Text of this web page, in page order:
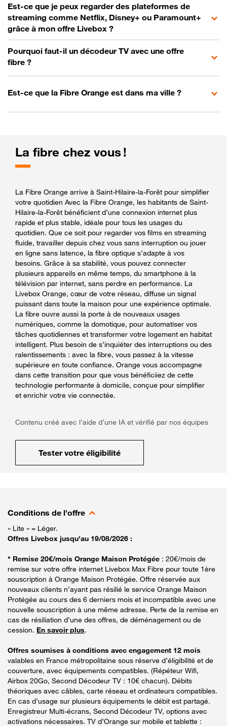
Est-ce que je peux regarder des plateformes de
streaming comme Netflix, Disney+ ou Paramount+
grâce à mon offre Livebox ?
Pourquoi faut-il un décodeur TV avec une offre
fibre ?
Est-ce que la Fibre Orange est dans ma ville ?
La fibre chez vous !
La Fibre Orange arrive à Saint-Hilaire-la-Forêt pour simplifier
votre quotidien Avec la Fibre Orange, les habitants de Saint-
Hilaire-la-Forêt bénéficient d’une connexion internet plus
rapide et plus stable, idéale pour tous les usages du
quotidien. Que ce soit pour regarder vos films en streaming
fluide, travailler depuis chez vous sans interruption ou jouer
en ligne sans latence, la fibre optique s’adapte à vos
besoins. Grâce à sa stabilité, vous pouvez connecter
plusieurs appareils en même temps, du smartphone à la
télévision par internet, sans perdre en performance. La
Livebox Orange, cœur de votre réseau, diffuse un signal
puissant dans toute la maison pour une expérience optimale.
La fibre ouvre aussi la porte à de nouveaux usages
numériques, comme la domotique, pour automatiser vos
tâches quotidiennes et transformer votre logement en habitat
intelligent. Plus besoin de s’inquiéter des interruptions ou des
ralentissements : avec la fibre, vous passez à la vitesse
supérieure en toute confiance. Orange vous accompagne
dans cette transition pour que vous bénéficiiez de cette
technologie performante à domicile, conçue pour simplifier
et enrichir votre vie connectée.
Contenu créé avec l’aide d’une IA et vérifié par nos équipes
Tester votre éligibilité
Conditions de l'offre
« Lite » = Léger.
Offres Livebox jusqu'au 19/08/2026 :
* Remise 20€/mois Orange Maison Protégée : 20€/mois de
remise sur votre offre internet Livebox Max Fibre pour toute 1ère
souscription à Orange Maison Protégée. Offre réservée aux
nouveaux clients n’ayant pas résilié le service Orange Maison
Protégée au cours des 6 derniers mois et incompatible avec une
nouvelle souscription à une même adresse. Perte de la remise en
cas de résiliation d’une des offres, de déménagement ou de
cession. En savoir plus.
Offres soumises à conditions avec engagement 12 mois
valables en France métropolitaine sous réserve d’éligibilité et de
couverture, avec équipements compatibles. (Répéteur Wifi,
Airbox 20Go, Second Décodeur TV : 10€ chacun). Débits
théoriques avec câbles, carte réseau et ordinateurs compatibles.
En cas d’usage sur plusieurs équipements le débit est partagé.
Enregistreur Multi-écrans, Second Décodeur TV, options avec
activations nécessaires. TV d’Orange sur mobile et tablette :